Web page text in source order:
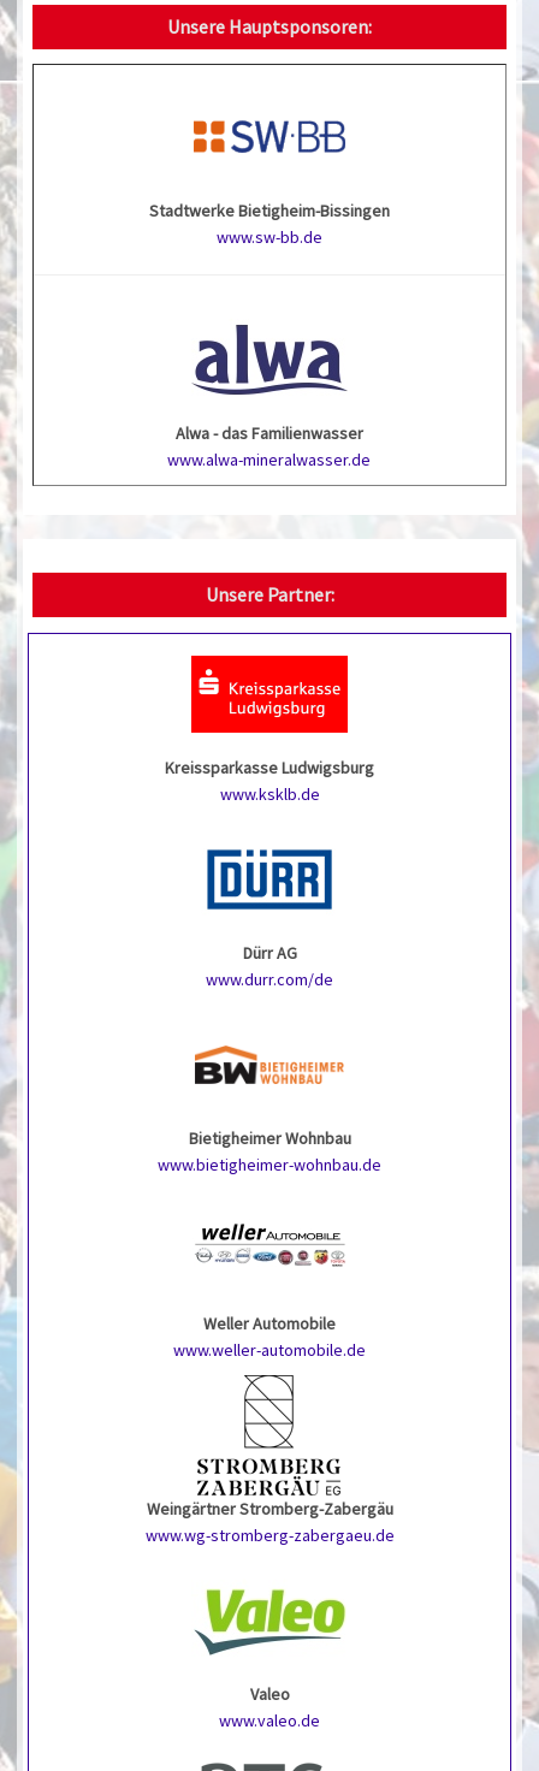
Unsere Hauptsponsoren:
Stadtwerke Bietigheim-Bissingen
www.sw-bb.de
Alwa - das Familienwasser
www.alwa-mineralwasser.de
Unsere Partner:
Kreissparkasse Ludwigsburg
www.ksklb.de
Dürr AG
www.durr.com/de
Bietigheimer Wohnbau
www.bietigheimer-wohnbau.de
Weller Automobile
www.weller-automobile.de
Weingärtner Stromberg-Zabergäu
www.wg-stromberg-zabergaeu.de
Valeo
www.valeo.de